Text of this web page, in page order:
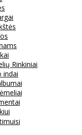
Rinkiniai
indai